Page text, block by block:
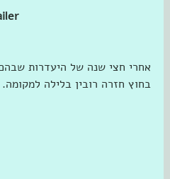
אחרי חצי שנה של היעדרות
בחוץ חזרה רובין בלילה למקומה.